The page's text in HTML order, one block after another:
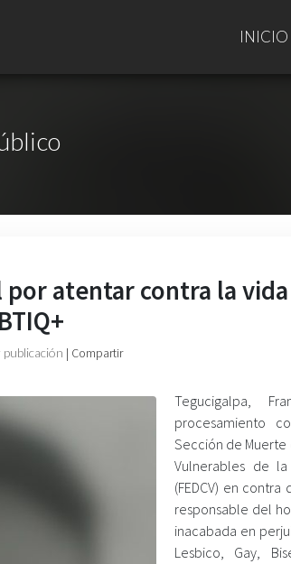
INICIO
por atentar contra la
publicación | Compartir
Tegucigalpa,
procesamiento
Sección de
Vulnerables de
(FEDCV) en
responsable del
inacabada en
Lesbico, Gay,